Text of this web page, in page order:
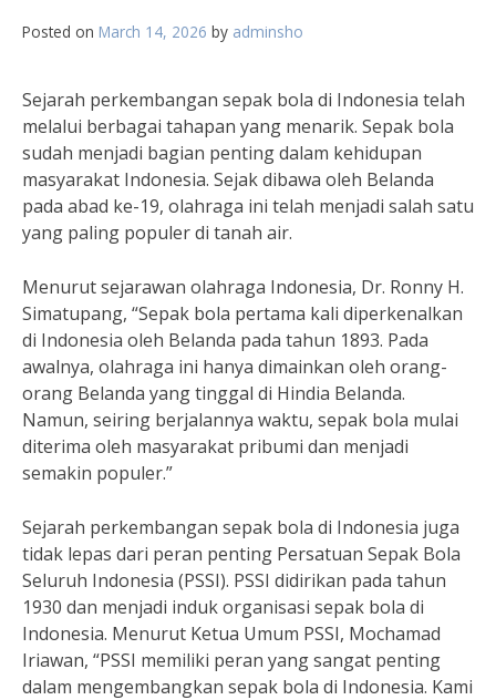
Posted on March 14, 2026 by adminsho
Sejarah perkembangan sepak bola di Indonesia telah
melalui berbagai tahapan yang menarik. Sepak bola
sudah menjadi bagian penting dalam kehidupan
masyarakat Indonesia. Sejak dibawa oleh Belanda
pada abad ke-19, olahraga ini telah menjadi salah satu
yang paling populer di tanah air.
Menurut sejarawan olahraga Indonesia, Dr. Ronny H.
Simatupang, “Sepak bola pertama kali diperkenalkan
di Indonesia oleh Belanda pada tahun 1893. Pada
awalnya, olahraga ini hanya dimainkan oleh orang-
orang Belanda yang tinggal di Hindia Belanda.
Namun, seiring berjalannya waktu, sepak bola mulai
diterima oleh masyarakat pribumi dan menjadi
semakin populer.”
Sejarah perkembangan sepak bola di Indonesia juga
tidak lepas dari peran penting Persatuan Sepak Bola
Seluruh Indonesia (PSSI). PSSI didirikan pada tahun
1930 dan menjadi induk organisasi sepak bola di
Indonesia. Menurut Ketua Umum PSSI, Mochamad
Iriawan, “PSSI memiliki peran yang sangat penting
dalam mengembangkan sepak bola di Indonesia. Kami